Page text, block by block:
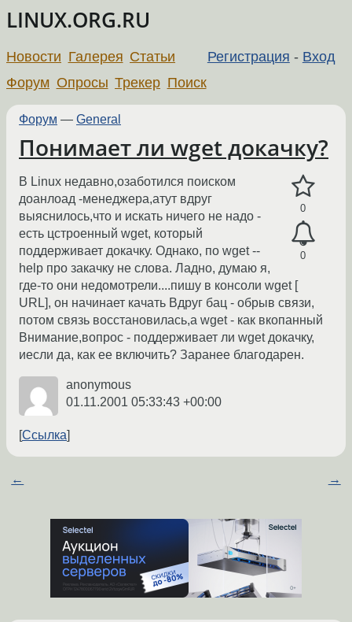
LINUX.ORG.RU
Регистрация - Вход
Новости Галерея Статьи
Форум Опросы Трекер Поиск
Форум — General
Понимает ли wget докачку?
0
0
В Linux недавно,озаботился поиском
доанлоад -менеджера,атут вдруг
выяснилось,что и искать ничего не надо -
есть цстроенный wget, который
поддерживает докачку. Однако, по wget --
help про закачку не слова. Ладно, думаю я,
где-то они недомотрели....пишу в консоли wget [
URL], он начинает качать Вдруг бац - обрыв связи,
потом связь восстановилась,а wget - как вкопанный
Внимание,вопрос - поддерживает ли wget докачку,
иесли да, как ее включить? Заранее благодарен.
anonymous
01.11.2001 05:33:43 +00:00
Ссылка
← →